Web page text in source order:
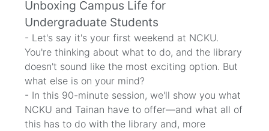
Unboxing Campus Life for
Undergraduate Students
- Let's say it's your first weekend at NCKU.
You're thinking about what to do, and the library
doesn't sound like the most exciting option. But
what else is on your mind?
- In this 90-minute session, we'll show you what
NCKU and Tainan have to offer—and what all of
this has to do with the library and, more